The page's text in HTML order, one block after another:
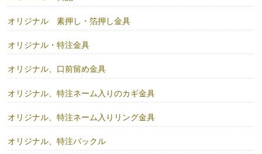
オリジナル 素押し・箔押し金具
オリジナル・特注金具
オリジナル、口前留め金具
オリジナル、特注ネーム入りのカギ金具
オリジナル、特注ネーム入りリング金具
オリジナル、特注バックル